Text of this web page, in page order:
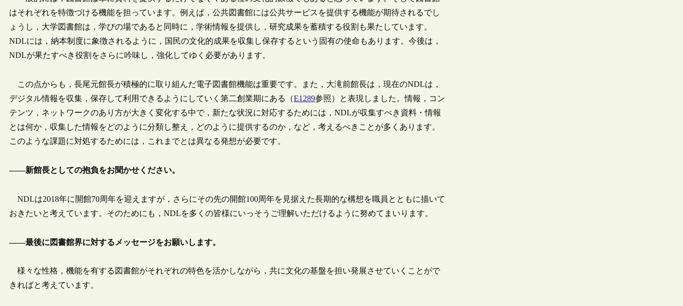
はそれぞれを特徴づける機能を担っています。例えば，公共図書館には公共サービスを提供する機能が期待されるでし
ょうし，大学図書館は，学びの場であると同時に，学術情報を提供し，研究成果を蓄積する役割も果たしています。
NDLには，納本制度に象徴されるように，国民の文化的成果を収集し保存するという固有の使命もあります。今後は，
NDLが果たすべき役割をさらに吟味し，強化してゆく必要があります。
この点からも，長尾元館長が積極的に取り組んだ電子図書館機能は重要です。また，大滝前館長は，現在のNDLは，
デジタル情報を収集，保存して利用できるようにしていく第二創業期にある（E1289参照）と表現しました。情報，コン
テンツ，ネットワークのあり方が大きく変化する中で，新たな状況に対応するためには，NDLが収集すべき資料・情報
とは何か，収集した情報をどのように分類し整え，どのように提供するのか，など，考えるべきことが多くあります。
このような課題に対処するためには，これまでとは異なる発想が必要です。
――新館長としての抱負をお聞かせください。
NDLは2018年に開館70周年を迎えますが，さらにその先の開館100周年を見据えた長期的な構想を職員とともに描いて
おきたいと考えています。そのためにも，NDLを多くの皆様にいっそうご理解いただけるように努めてまいります。
――最後に図書館界に対するメッセージをお願いします。
様々な性格，機能を有する図書館がそれぞれの特色を活かしながら，共に文化の基盤を担い発展させていくことがで
きればと考えています。